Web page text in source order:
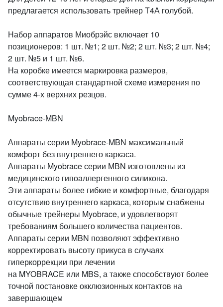
предлагается использовать трейнер Т4А голубой.
Набор аппаратов Миобрэйс включает 10
позиционеров: 1 шт. №1; 2 шт. №2; 2 шт. №3; 2 шт. №4;
2 шт. №5 и 1 шт. №6.
На коробке имеется маркировка размеров,
соответствующая стандартной схеме измерения по
сумме 4-х верхних резцов.
Myobrace-MBN
Аппараты серии Myobrace-MBN максимальный
комфорт без внутреннего каркаса.
Аппараты Myobrace серии МВN изготовлены из
медицинского гипоаллергенного силикона.
Эти аппараты более гибкие и комфортные, благодаря
отсутствию внутреннего каркаса, которым снабжены
обычные трейнеры Myobrace, и удовлетворят
требованиям большего количества пациентов.
Аппараты серии MBN позволяют эффективно
корректировать высоту прикуса в случаях
гиперкоррекции при лечении
на MYOBRACE или MBS, а также способствуют более
точной постановке окклюзионных контактов на
завершающем